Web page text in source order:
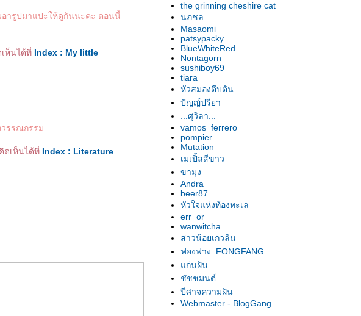
อารูปมาแปะให้ดูกันนะคะ ตอนนี้
ห็นได้ที่ Index : My little
วรรณกรรม
ดเห็นได้ที่ Index : Literature
the grinning cheshire cat
นภชล
Masaomi
patsypacky
BlueWhiteRed
Nontagorn
sushiboy69
tiara
หัวสมองตีบตัน
ปัญญ์ปรียา
...ศุวิลา...
vamos_ferrero
pompier
Mutation
เมเปิ้ลสีขาว
ขามุง
Andra
beer87
หัวใจแห่งท้องทะเล
err_or
wanwitcha
สาวน้อยเกวลิน
ฟองฟาง_FONGFANG
ก่นฝัน
ชัชชมนต์
ปีศาจความฝัน
Webmaster - BlogGang